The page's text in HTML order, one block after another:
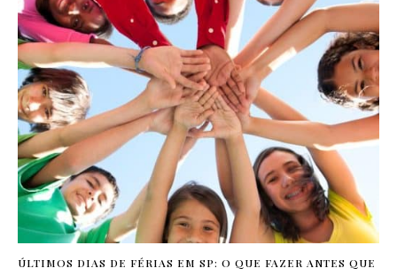
ÚLTIMOS DIAS DE FÉRIAS EM SP: O QUE FAZER ANTES QUE